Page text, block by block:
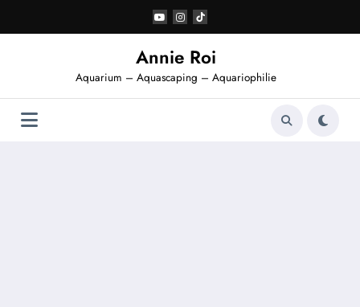
contenu
Annie Roi
Aquarium – Aquascaping – Aquariophilie